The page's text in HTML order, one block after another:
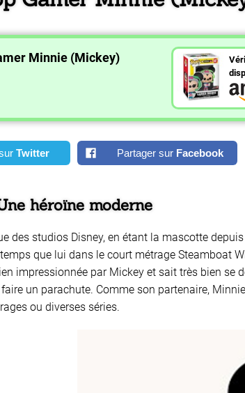
Minnie (Mickey)
Twitter Partager sur Facebook
héroïne moderne
des studios Disney, en étant la mascotte
que lui dans le court métrage Steamboat
impressionnée par Mickey et sait très bien se
un parachute. Comme son partenaire,
ou diverses séries.